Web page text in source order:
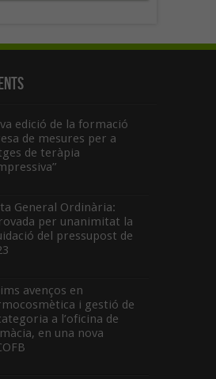
edició de la formació
de mesures per a
de teràpia
General Ordinària:
per unanimitat la
del pressupost de
avenços en
i gestió de
a l’oficina de
en una nova